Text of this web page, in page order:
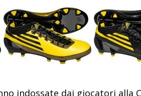
indossate dai giocatori alla